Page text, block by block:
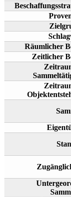
Räumlicher
Zeitlicher